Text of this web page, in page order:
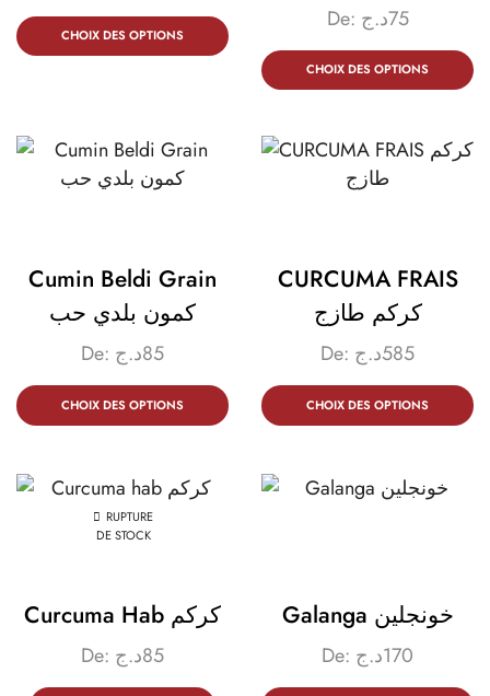
CHOIX DES OPTIONS
De: 75د.ج
CHOIX DES OPTIONS
Cumin Beldi Grain
كمون بلدي حب
De: 85د.ج
CHOIX DES OPTIONS
CURCUMA FRAIS
كركم طازج
De: 585د.ج
CHOIX DES OPTIONS
RUPTURE
DE STOCK
Curcuma Hab كركم
De: 85د.ج
Galanga خونجلين
De: 170د.ج